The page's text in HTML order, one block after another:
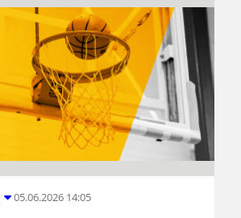
05.06.2026 14:05